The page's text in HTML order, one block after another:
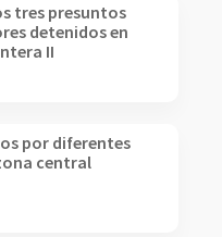
tres presuntos
detenidos en
II
por diferentes
central